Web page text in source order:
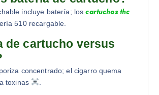
incluye batería; loscartuchos thc
510 recargable.
de cartucho versus
concentrado; el cigarro quema
toxinas